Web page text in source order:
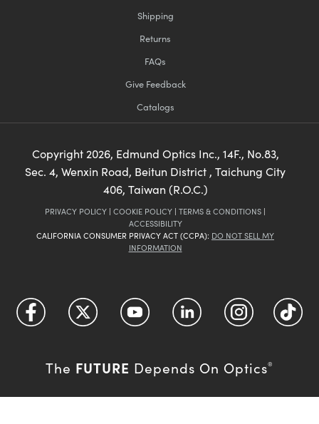
Shipping
Returns
FAQs
Give Feedback
Catalogs
Copyright 2026, Edmund Optics Inc., 14F., No.83,
Sec. 4, Wenxin Road, Beitun District , Taichung City
406, Taiwan (R.O.C.)
PRIVACY POLICY | COOKIE POLICY | TERMS & CONDITIONS |
ACCESSIBILITY
CALIFORNIA CONSUMER PRIVACY ACT (CCPA): DO NOT SELL MY
INFORMATION
The FUTURE Depends On Optics®